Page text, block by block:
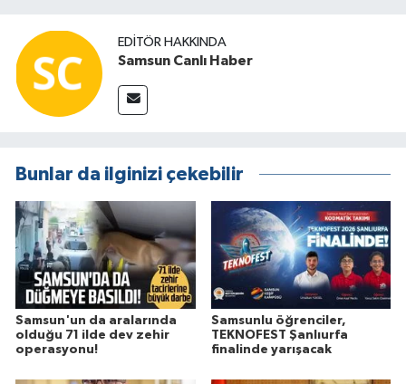
EDITÖR HAKKINDA
Samsun Canlı Haber
Bunlar da ilginizi çekebilir
Samsun'un da aralarında
olduğu 71 ilde dev zehir
operasyonu!
Samsunlu öğrenciler,
TEKNOFEST Şanlıurfa
finalinde yarışacak